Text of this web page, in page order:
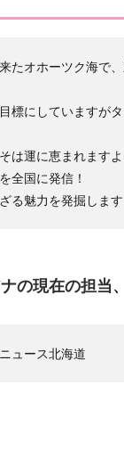
たオホーツク海で
目標にしていますが
は運に恵まれます
全国に発信！
る魅力を発掘します
の現在の担当
ュース北海道